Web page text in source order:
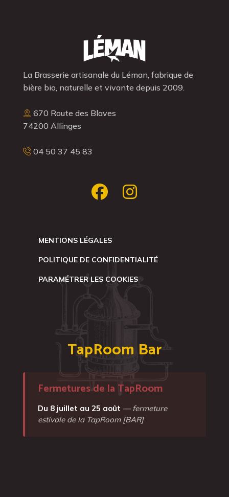
La Brasserie artisanale du Léman, fabrique de
bière bio, naturelle et vivante depuis 2009.
670 Route des Blaves
74200 Allinges
04 50 37 45 83
MENTIONS LÉGALES
POLITIQUE DE CONFIDENTIALITÉ
PARAMÉTRER LES COOKIES
TapRoom Bar
Fermetures de la TapRoom
Du 8 juillet au 25 août — fermeture
estivale de la TapRoom [BAR]